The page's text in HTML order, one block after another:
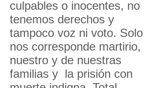
culpables o inocentes, no
tenemos derechos y
tampoco voz ni voto. Solo
nos corresponde martirio,
nuestro y de nuestras
familias y la prisión con